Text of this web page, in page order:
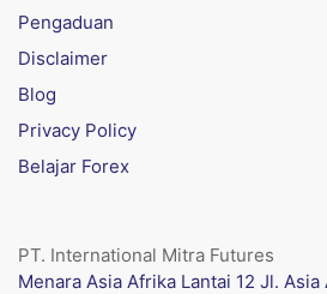
Pengaduan
Disclaimer
Blog
Privacy Policy
Belajar Forex
PT. International Mitra Futures
Menara Asia Afrika Lantai 12 Jl.